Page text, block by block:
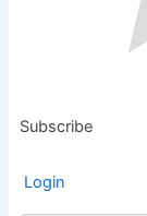
Subscribe
Login